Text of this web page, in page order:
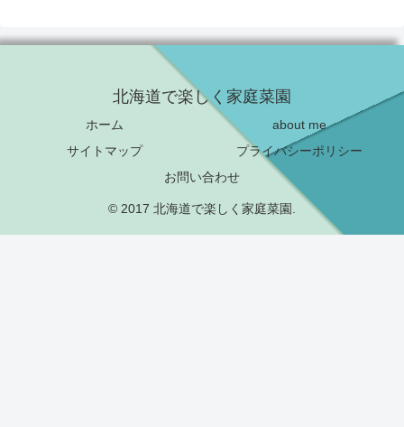
北海道で楽しく家庭菜園
ホーム
about me
サイトマップ
プライバシーポリシー
お問い合わせ
© 2017 北海道で楽しく家庭菜園.